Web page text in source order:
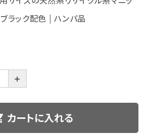
ラック配色 | ハンパ品
＋
カートに入れる